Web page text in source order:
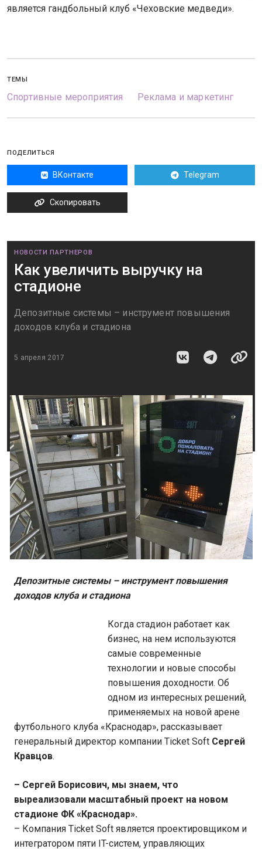
является гандбольный клуб «Чеховские медведи».
ТЕМЫ
Спортивные мероприятия Реклама и маркетинг
ПОДЕЛИТЬСЯ
ВКонтакте Telegram
Скопировать
НОВОСТИ ПАРТНЕРОВ
Как увеличить выручку на
стадионе
Депозитные системы – инструмент повышения
доходов клуба и стадиона
5 апреля 2017
Депозитные системы – инструмент повышения
доходов клуба и стадиона
Когда стадион работает как
бизнес, на нем используются
самые современные
технологии и новые способы
повышения доходности. Об
одном из интересных решений,
применяемых на новой арене
футбольного клуба «Краснодар», рассказывает
генеральный директор компании Ticket Soft Сергей
Кравцов.
– Сергей Борисович, мы знаем, что
выреализовали масштабный проект на новом
стадионе ФК «Краснодар».
– Компания Ticket Soft является проектировщиком и
интегратором пяти IT-систем, управляющих